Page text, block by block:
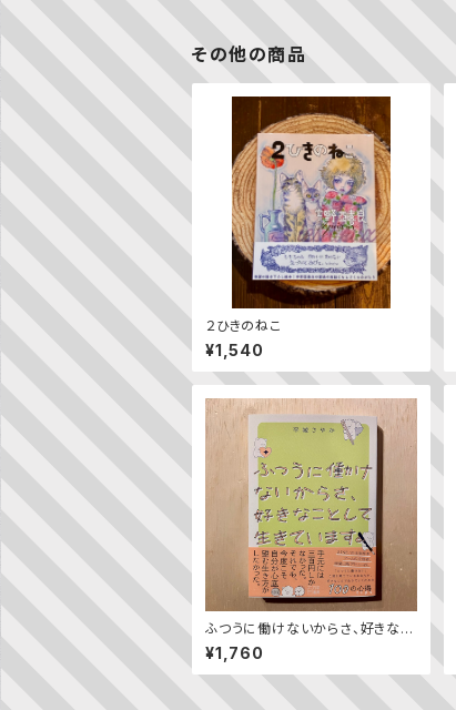
その他の商品
２ひきのねこ
¥1,540
ふつうに働けないからさ、好きなこ
として生きています。
¥1,760